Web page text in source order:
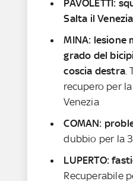
PAVOLETTI:
Salta il Venezia
MINA: lesione
grado del
coscia destra
recupero per
Venezia
COMAN:
dubbio per la
LUPERTO:
Recuperabile